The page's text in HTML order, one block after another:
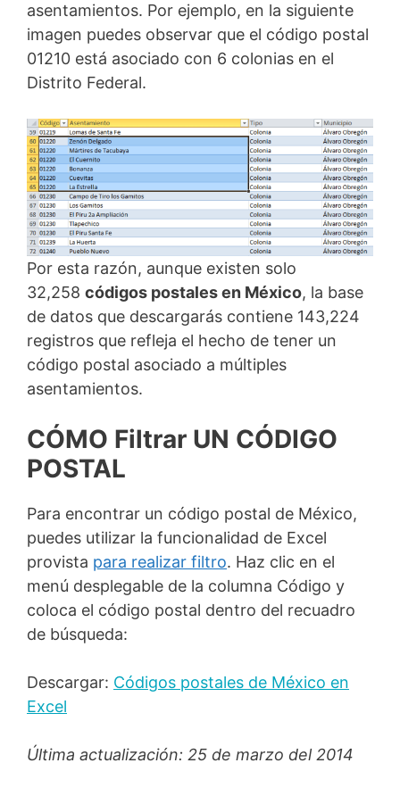
asentamientos. Por ejemplo, en la siguiente
imagen puedes observar que el código postal
01210 está asociado con 6 colonias en el
Distrito Federal.
Por esta razón, aunque existen solo
32,258 códigos postales en México, la base
de datos que descargarás contiene 143,224
registros que refleja el hecho de tener un
código postal asociado a múltiples
asentamientos.
CÓMO Filtrar UN CÓDIGO
POSTAL
Para encontrar un código postal de México,
puedes utilizar la funcionalidad de Excel
provista para realizar filtro. Haz clic en el
menú desplegable de la columna Código y
coloca el código postal dentro del recuadro
de búsqueda:
Descargar: Códigos postales de México en
Excel
Última actualización: 25 de marzo del 2014